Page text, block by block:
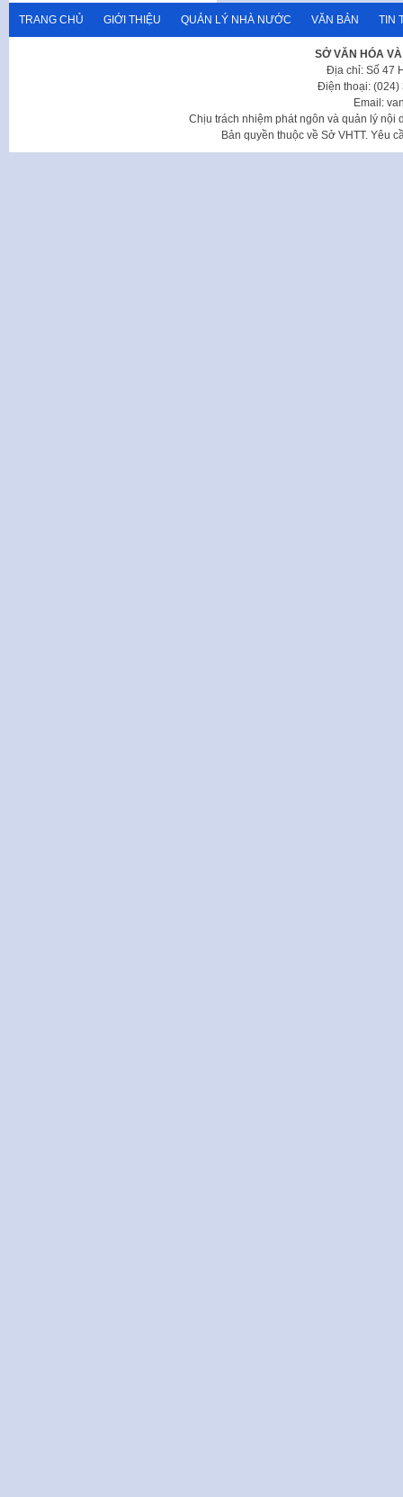
TRANG CHỦ GIỚI THIỆU QUẢN LÝ NHÀ NƯỚC VĂN BẢN TIN
SỞ VĂN HÓA
Địa chỉ: Số 47
Điện thoại: (024)
Email:
Chịu trách nhiệm phát ngôn và quản lý nội
Bản quyền thuộc về Sở VHTT. Yêu